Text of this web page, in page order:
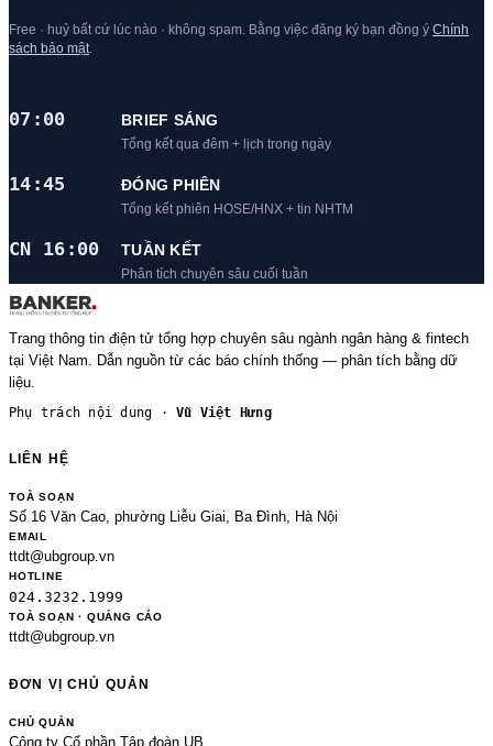
Free · huỷ bất cứ lúc nào · không spam. Bằng việc đăng ký bạn đồng ý Chính
sách bảo mật
07:00 BRIEF SÁNG
Tổng kết qua đêm + lịch trong ngày
14:45 ĐÓNG PHIÊN
Tổng kết phiên HOSE/HNX + tin NHTM
CN 16:00 TUẦN KẾT
Phân tích chuyên sâu cuối tuần
Trang thông tin điện tử tổng hợp chuyên sâu ngành ngân hàng & fintech
tại Việt Nam. Dẫn nguồn từ các báo chính thống — phân tích bằng dữ
liệu.
Phụ trách nội dung ·Vũ Việt Hưng
LIÊN HỆ
TOÀ SOẠN
Số 16 Văn Cao, phường Liễu Giai, Ba Đình, Hà Nội
EMAIL
ttdt@ubgroup.vn
HOTLINE
024.3232.1999
TOÀ SOẠN · QUẢNG CÁO
ttdt@ubgroup.vn
ĐƠN VỊ CHỦ QUẢN
CHỦ QUẢN
Công ty Cổ phần Tập đoàn UB